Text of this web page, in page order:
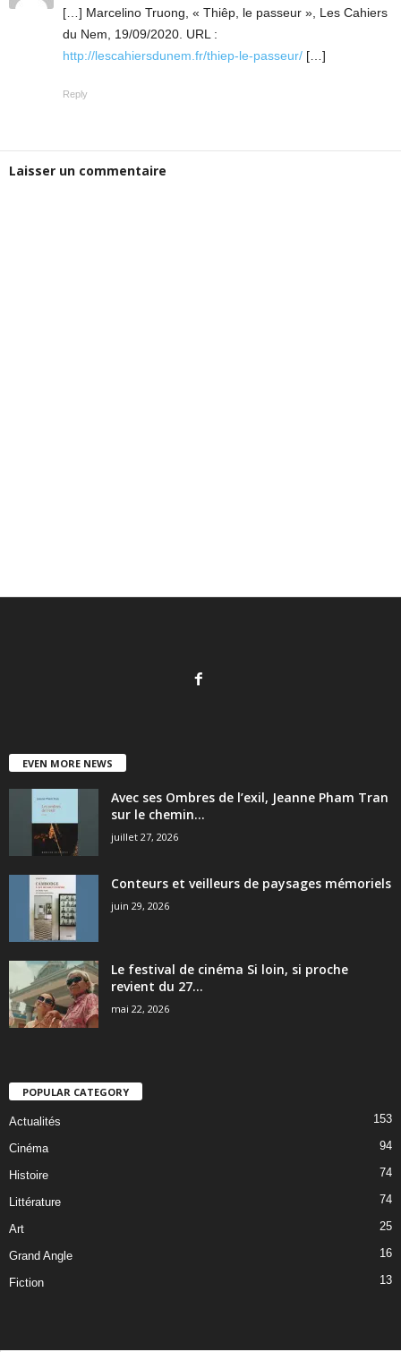
[…] Marcelino Truong, « Thiêp, le passeur », Les Cahiers
du Nem, 19/09/2020. URL :
http://lescahiersdunem.fr/thiep-le-passeur/ […]
Reply
Laisser un commentaire
EVEN MORE NEWS
Avec ses Ombres de l’exil, Jeanne Pham Tran
sur le chemin...
juillet 27, 2026
Conteurs et veilleurs de paysages mémoriels
juin 29, 2026
Le festival de cinéma Si loin, si proche
revient du 27...
mai 22, 2026
POPULAR CATEGORY
Actualités 153
Cinéma 94
Histoire 74
Littérature 74
Art 25
Grand Angle 16
Fiction 13